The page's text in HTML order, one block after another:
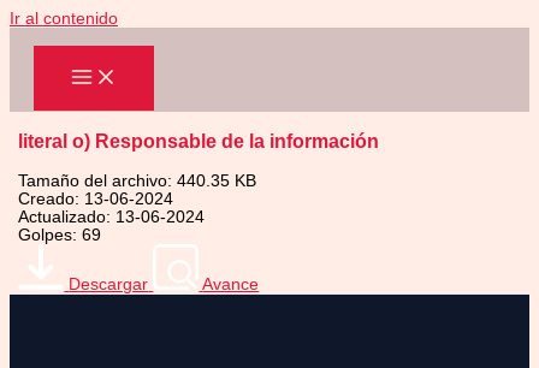
Ir al contenido
literal o) Responsable de la información
Tamaño del archivo: 440.35 KB
Creado: 13-06-2024
Actualizado: 13-06-2024
Golpes: 69
Descargar Avance